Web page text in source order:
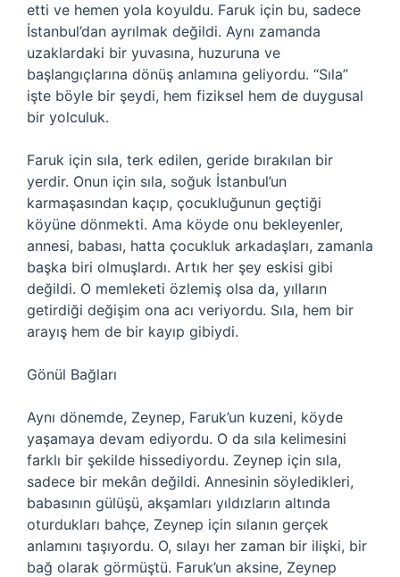
etti ve hemen yola koyuldu. Faruk için bu, sadece
İstanbul’dan ayrılmak değildi. Aynı zamanda
uzaklardaki bir yuvasına, huzuruna ve
başlangıçlarına dönüş anlamına geliyordu. “Sıla”
işte böyle bir şeydi, hem fiziksel hem de duygusal
bir yolculuk.
Faruk için sıla, terk edilen, geride bırakılan bir
yerdir. Onun için sıla, soğuk İstanbul’un
karmaşasından kaçıp, çocukluğunun geçtiği
köyüne dönmekti. Ama köyde onu bekleyenler,
annesi, babası, hatta çocukluk arkadaşları, zamanla
başka biri olmuşlardı. Artık her şey eskisi gibi
değildi. O memleketi özlemiş olsa da, yılların
getirdiği değişim ona acı veriyordu. Sıla, hem bir
arayış hem de bir kayıp gibiydi.
Gönül Bağları
Aynı dönemde, Zeynep, Faruk’un kuzeni, köyde
yaşamaya devam ediyordu. O da sıla kelimesini
farklı bir şekilde hissediyordu. Zeynep için sıla,
sadece bir mekân değildi. Annesinin söyledikleri,
babasının gülüşü, akşamları yıldızların altında
oturdukları bahçe, Zeynep için sılanın gerçek
anlamını taşıyordu. O, sılayı her zaman bir ilişki, bir
bağ olarak görmüştü. Faruk’un aksine, Zeynep